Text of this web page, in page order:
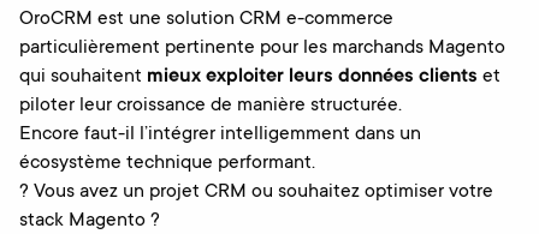
OroCRM est une solution CRM e-commerce
particulièrement pertinente pour les marchands Magento
qui souhaitent mieux exploiter leurs données clients et
piloter leur croissance de manière structurée.
Encore faut-il l’intégrer intelligemment dans un
écosystème technique performant.
? Vous avez un projet CRM ou souhaitez optimiser votre
stack Magento ?